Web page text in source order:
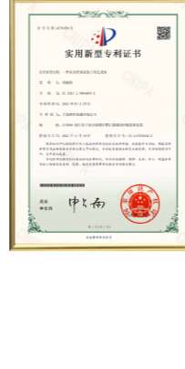
Fabricantesy
de émbolo de
inversa de agua
negocio cubre
producción, venta,
personalización
alta presión, y es
petróleo, industria
construcción
azúcar, carbón,